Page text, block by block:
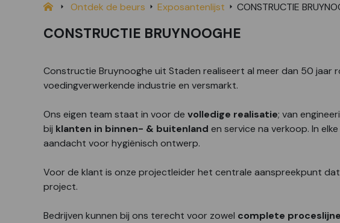
Ontdek de beurs Exposantenlijst CONSTRUCTIE
CONSTRUCTIE BRUYNOOGHE
Constructie Bruynooghe uit Staden realiseert al meer dan 50 jaar
voedingverwerkende industrie en versmarkt.
Ons eigen team staat in voor de volledige realisatie; van
bij klanten in binnen- & buitenland en service na verkoop. In
aandacht voor hygiënisch ontwerp.
Voor de klant is onze projectleider het centrale aanspreekpunt
project.
Bedrijven kunnen bij ons terecht voor zowel complete